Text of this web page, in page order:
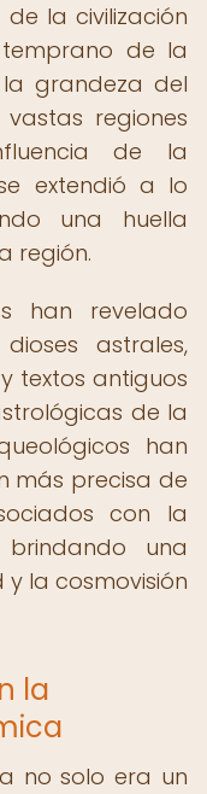
la civilización
de la
grandeza del
regiones
de la
extendió a lo
una huella
región.
han revelado
astrales,
textos antiguos
de la
han
más precisa de
con la
una
la cosmovisión
la
no solo era un